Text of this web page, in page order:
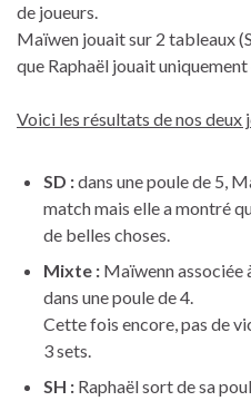
de joueurs.
Maïwen jouait sur 2 tableaux
que Raphaël jouait uniquement
Voici les résultats de nos deux
SD :dans une poule de 5,
match mais elle a montré
de belles choses.
Mixte : Maïwenn associée
dans une poule de 4.
Cette fois encore, pas de
3 sets.
SH : Raphaël sort de sa